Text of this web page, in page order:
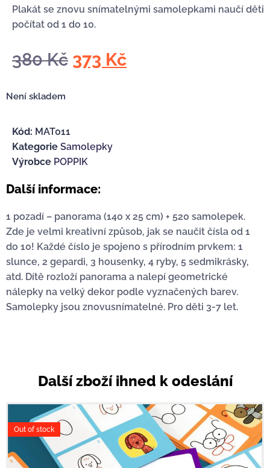
Plakát se znovu snímatelnými samolepkami naučí děti
počítat od 1 do 10.
380Kč 373 Kč
Není skladem
Kód: MAT011
Kategorie Samolepky
Výrobce POPPIK
Další informace:
1 pozadí – panorama (140 x 25 cm) + 520 samolepek.
Zde je velmi kreativní způsob, jak se naučit čísla od 1
do 10! Každé číslo je spojeno s přírodním prvkem: 1
slunce, 2 gepardi, 3 housenky, 4 ryby, 5 sedmikrásky,
atd. Dítě rozloží panorama a nalepí geometrické
nálepky na velký dekor podle vyznačených barev.
Samolepky jsou znovusnímatelné. Pro děti 3-7 let.
Další zboží ihned k odeslání
Out of stock